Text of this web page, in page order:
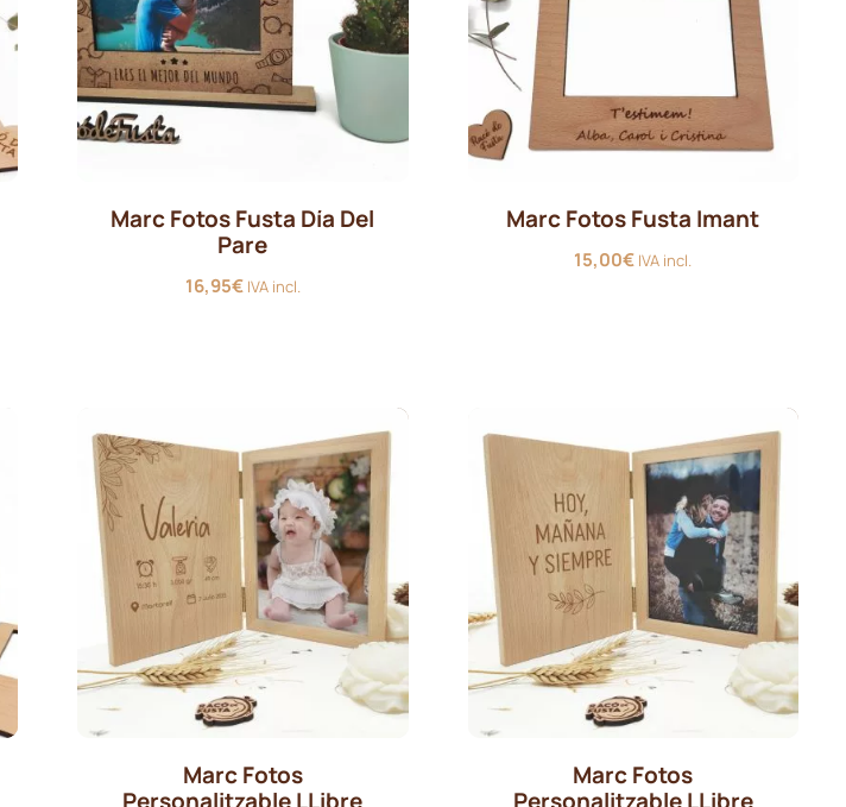
Marc Fotos Fusta Día Del
Pare
16,95€ IVA incl.
Marc Fotos Fusta Imant
15,00€ IVA incl.
Marc Fotos
Marc Fotos